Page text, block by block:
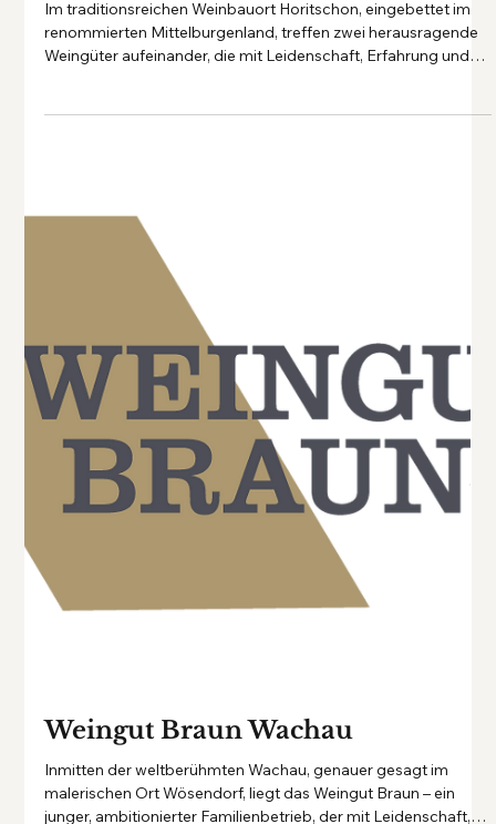
Weingut Gober & Freinbichler –
Blaufränkisch mit Herz und
Herkunft aus Horitschon
Im traditionsreichen Weinbauort Horitschon, eingebettet im
renommierten Mittelburgenland, treffen zwei herausragende
Weingüter aufeinander, die mit Leidenschaft, Erfahrung und
Fingerspitzengefühl den Charakter des Blaufränkisch in all
seinen Facetten zum Ausdruck bringen: Gober & Freinbichler.